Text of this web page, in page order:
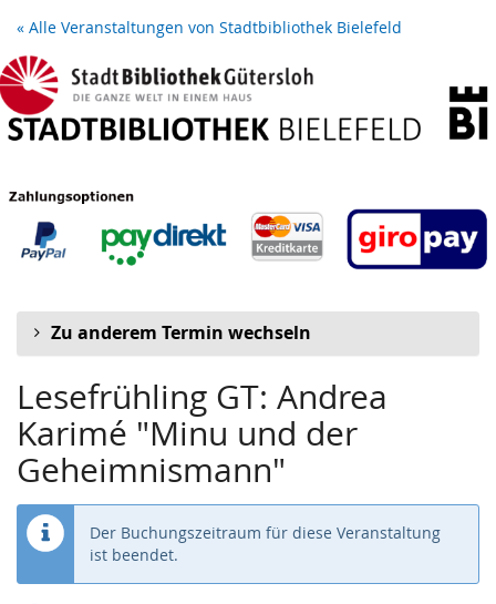
Zum
Inhalt
springen
« Alle Veranstaltungen von Stadtbibliothek Bielefeld
Zu anderem Termin wechseln
Lesefrühling GT: Andrea
Karimé "Minu und der
Geheimnismann"
Der Buchungszeitraum für diese Veranstaltung
ist beendet.